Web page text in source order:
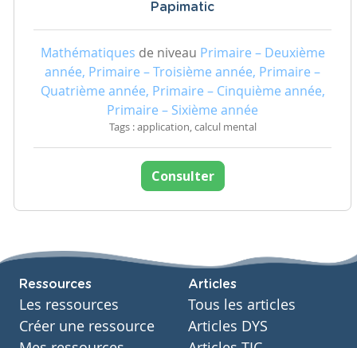
Papimatic
Mathématiques de niveau Primaire – Deuxième
année, Primaire – Troisième année, Primaire –
Quatrième année, Primaire – Cinquième année,
Primaire – Sixième année
Tags : application, calcul mental
Consulter
Ressources
Les ressources
Créer une ressource
Articles
Tous les articles
Articles DYS